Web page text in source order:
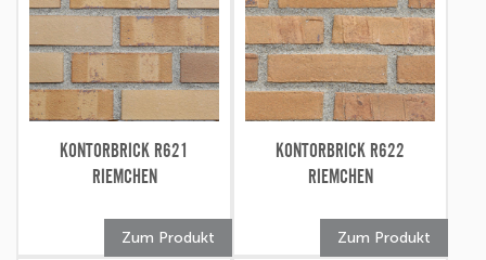
KONTORBRICK R621
RIEMCHEN
Zum Produkt
KONTORBRICK R622
RIEMCHEN
Zum Produkt